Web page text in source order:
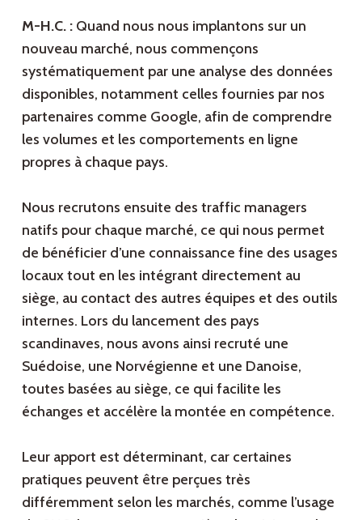
M-H.C. :Quand nous nous implantons sur un
nouveau marché, nous commençons
systématiquement par une analyse des données
disponibles, notamment celles fournies par nos
partenaires comme Google, afin de comprendre
les volumes et les comportements en ligne
propres à chaque pays.
Nous recrutons ensuite des traffic managers
natifs pour chaque marché, ce qui nous permet
de bénéficier d’une connaissance fine des usages
locaux tout en les intégrant directement au
siège, au contact des autres équipes et des outils
internes. Lors du lancement des pays
scandinaves, nous avons ainsi recruté une
Suédoise, une Norvégienne et une Danoise,
toutes basées au siège, ce qui facilite les
échanges et accélère la montée en compétence.
Leur apport est déterminant, car certaines
pratiques peuvent être perçues très
différemment selon les marchés, comme l’usage